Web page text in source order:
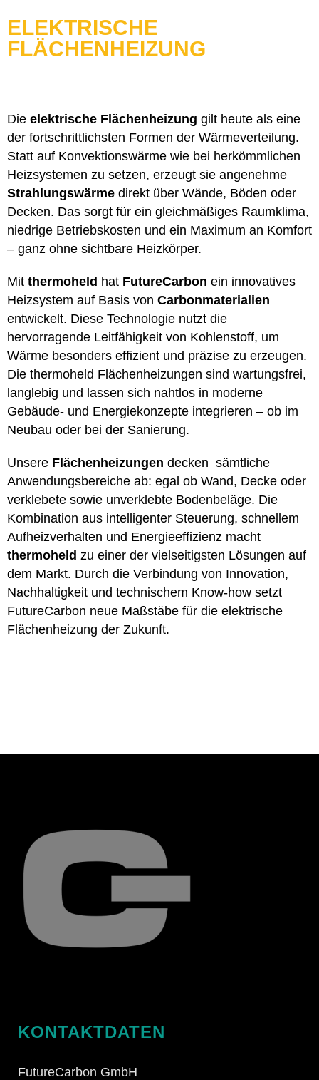
ELEKTRISCHE
FLÄCHENHEIZUNG
Die elektrische Flächenheizung gilt heute als eine
der fortschrittlichsten Formen der Wärmeverteilung.
Statt auf Konvektionswärme wie bei herkömmlichen
Heizsystemen zu setzen, erzeugt sie angenehme
Strahlungswärme direkt über Wände, Böden oder
Decken. Das sorgt für ein gleichmäßiges Raumklima,
niedrige Betriebskosten und ein Maximum an Komfort
– ganz ohne sichtbare Heizkörper.
Mit thermoheld hat FutureCarbon ein innovatives
Heizsystem auf Basis von Carbonmaterialien
entwickelt. Diese Technologie nutzt die
hervorragende Leitfähigkeit von Kohlenstoff, um
Wärme besonders effizient und präzise zu erzeugen.
Die thermoheld Flächenheizungen sind wartungsfrei,
langlebig und lassen sich nahtlos in moderne
Gebäude- und Energiekonzepte integrieren – ob im
Neubau oder bei der Sanierung.
Unsere Flächenheizungen decken sämtliche
Anwendungsbereiche ab: egal ob Wand, Decke oder
verklebete sowie unverklebte Bodenbeläge. Die
Kombination aus intelligenter Steuerung, schnellem
Aufheizverhalten und Energieeffizienz macht
thermoheld zu einer der vielseitigsten Lösungen auf
dem Markt. Durch die Verbindung von Innovation,
Nachhaltigkeit und technischem Know-how setzt
FutureCarbon neue Maßstäbe für die elektrische
Flächenheizung der Zukunft.
KONTAKTDATEN
FutureCarbon GmbH